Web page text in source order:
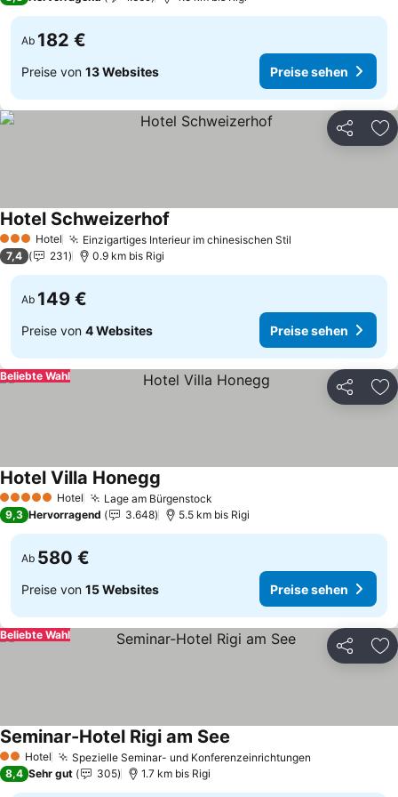
Ab 182 €
Preise von 13 Websites Preise sehen
Teilen
3 SterneHotel Einzigartiges Interieur im chinesischen Stil
Hotel Schweizerhof
7,4 231 0.9 km bis Rigi
Ab 149 €
Preise von 4 Websites Preise sehen
Teilen
Beliebte Wahl
5 Sterne Hotel Lage am Bürgenstock
Hotel Villa Honegg
9,3 Hervorragend 3.648 5.5 km bis Rigi
Ab 580 €
Preise von 15 Websites Preise sehen
Teilen
Beliebte Wahl
2 Sterne
Hotel Spezielle Seminar- und Konferenzeinrichtungen
Seminar-Hotel Rigi am See
8,4 Sehr gut 305 1.7 km bis Rigi